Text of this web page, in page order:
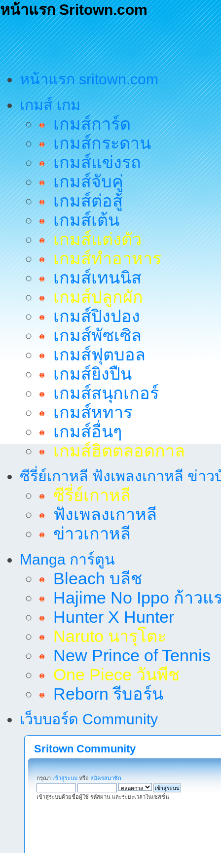
หน้าแรก Sritown.com
หน้าแรก sritown.com
เกมส์ เกม
เกมส์การ์ด
เกมส์กระดาน
เกมส์แข่งรถ
เกมส์จับคู่
เกมส์ต่อสู้
เกมส์เต้น
เกมส์แต่งตัว
เกมส์ทำอาหาร
เกมส์เทนนิส
เกมส์ปลูกผัก
เกมส์ปิงปอง
เกมส์พัซเซิล
เกมส์ฟุตบอล
เกมส์ยิงปืน
เกมส์สนุกเกอร์
เกมส์หทาร
เกมส์อื่นๆ
เกมส์ฮิตตลอดกาล
ซีรี่ย์เกาหลี ฟังเพลงเกาหลี ข่าว
ซีรี่ย์เกาหลี
ฟังเพลงเกาหลี
ข่าวเกาหลี
Manga การ์ตูน
Bleach บลีช
Hajime No Ippo ก้าวแ
Hunter X Hunter
Naruto นารุโตะ
New Prince of Tennis
One Piece วันพีช
Reborn รีบอร์น
เว็บบอร์ด Community
Sritown Community
กรุณา เข้าสู่ระบบ หรือ สมัครสมาชิก
เข้าสู่ระบบด้วยชื่อผู้ใช้ รหัสผ่าน และระยะเวลาในเซสชั่น